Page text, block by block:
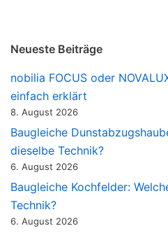
Neueste Beiträge
nobilia FOCUS oder
einfach erklärt
8. August 2026
Baugleiche
dieselbe Technik?
6. August 2026
Baugleiche Kochfelder:
Technik?
6. August 2026